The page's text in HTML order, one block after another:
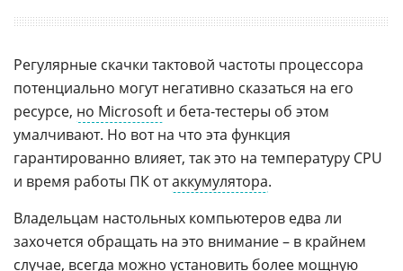
Регулярные скачки тактовой частоты процессора
потенциально могут негативно сказаться на его
ресурсе, но Microsoft и бета-тестеры об этом
умалчивают. Но вот на что эта функция
гарантированно влияет, так это на температуру CPU
и время работы ПК отаккумулятора.
Владельцам настольных компьютеров едва ли
захочется обращать на это внимание – в крайнем
случае, всегда можно установить более мощную